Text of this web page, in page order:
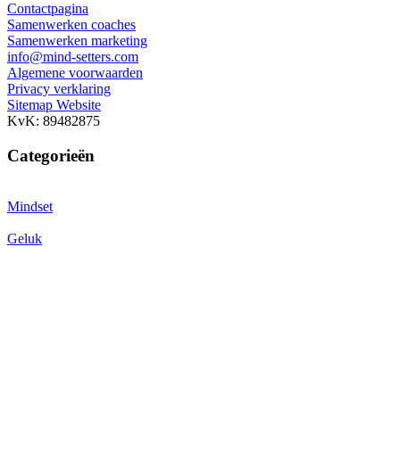
Contactpagina
Samenwerken coaches
Samenwerken marketing
info@mind-setters.com
Algemene voorwaarden
Privacy verklaring
Sitemap Website
KvK: 89482875
Categorieën
Mindset
Geluk